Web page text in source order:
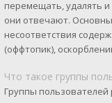
перемещать, удалять
они отвечают.
несоответствия
(оффтопик),
Что такое группы
Группы